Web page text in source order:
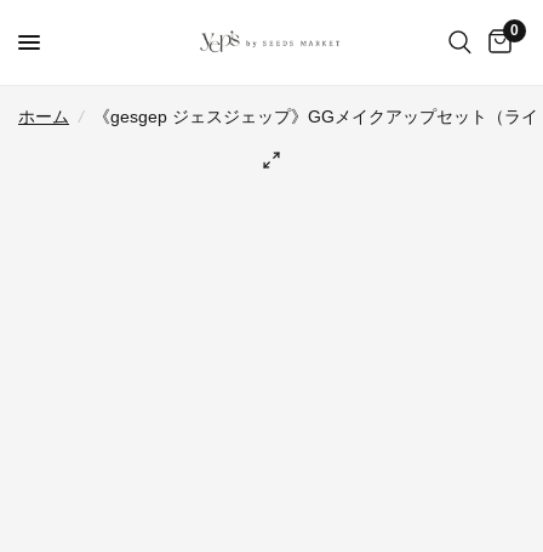
0
ホーム / 《gesgep ジェスジェップ》GGメイクアップセット（ラ